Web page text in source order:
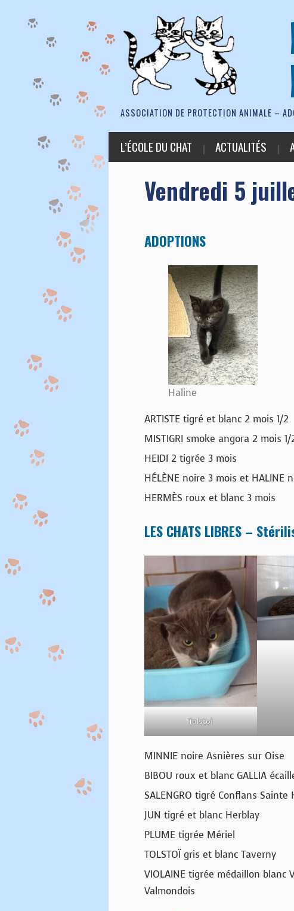
ASSOCIATION DE PROTECTION ANIMALE –
L’ÉCOLE DU CHAT ACTUALITÉS
Vendredi 5
ADOPTIONS
Haline
ARTISTE tigré et blanc 2 mois 1/2
MISTIGRI smoke angora 2 mois 1/
HEIDI 2 tigrée 3 mois
HÉLÈNE noire 3 mois et HALINE
HERMÈS roux et blanc 3 mois
LES CHATS LIBRES –
Tolstoï
MINNIE noire Asnières sur Oise
BIBOU roux et blanc GALLIA
SALENGRO tigré Conflans Sainte
JUN tigré et blanc Herblay
PLUME tigrée Mériel
TOLSTOÏ gris et blanc Taverny
VIOLAINE tigrée médaillon blanc
Valmondois